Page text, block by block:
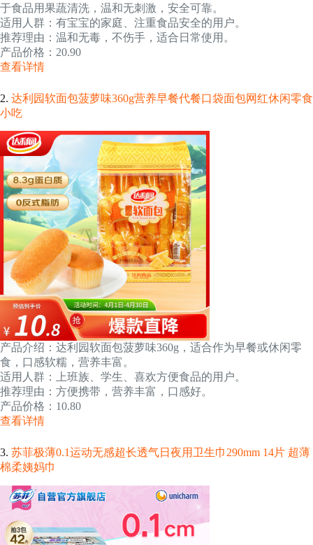
于食品用果蔬清洗，温和无刺激，安全可靠。
适用人群：有宝宝的家庭、注重食品安全的用户。
推荐理由：温和无毒，不伤手，适合日常使用。
产品价格：20.90
查看详情
2. 达利园软面包菠萝味360g营养早餐代餐口袋面包网红休闲零食
小吃
产品介绍：达利园软面包菠萝味360g，适合作为早餐或休闲零
食，口感软糯，营养丰富。
适用人群：上班族、学生、喜欢方便食品的用户。
推荐理由：方便携带，营养丰富，口感好。
产品价格：10.80
查看详情
3. 苏菲极薄0.1运动无感超长透气日夜用卫生巾290mm 14片 超薄
棉柔姨妈巾